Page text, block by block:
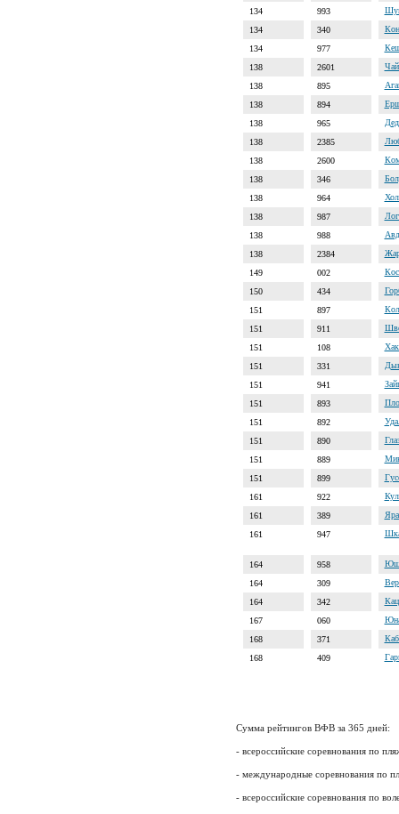
134
993
134
340
134
977
138
2601
138
895
138
894
138
965
138
2385
138
2600
138
346
138
964
138
987
138
988
138
2384
149
002
150
434
151
897
151
911
151
108
151
331
151
941
151
893
151
892
151
890
151
889
151
899
161
922
161
389
161
947
164 958
164
309
164
342
167
060
168
371
168
409
Сумма рейтингов ВФВ за 365 дней:
- всероссийские соревнования по
- международные соревнования по
- всероссийские соревнования по